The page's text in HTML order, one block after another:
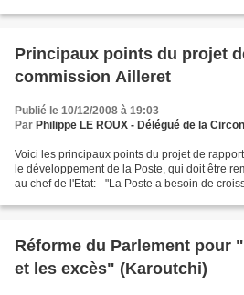
Principaux points du projet
commission Ailleret
Publié le 10/12/2008 à 19:03
Par Philippe LE ROUX - Délégué de la
Voici les principaux points du projet de
le développement de la Poste, qui doit être
au chef de l'Etat: - "La Poste a besoin de
Réforme du Parlement pour
et les excès" (Karoutchi)